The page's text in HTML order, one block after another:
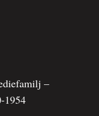
–
1954